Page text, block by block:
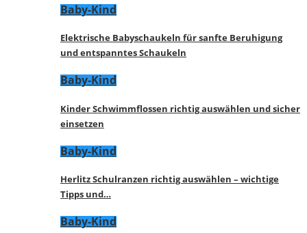
Baby-Kind
Elektrische Babyschaukeln für sanfte Beruhigung
und entspanntes Schaukeln
Baby-Kind
Kinder Schwimmflossen richtig auswählen und sicher
einsetzen
Baby-Kind
Herlitz Schulranzen richtig auswählen – wichtige
Tipps und…
Baby-Kind